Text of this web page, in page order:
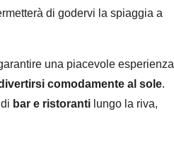
di godervi la spiaggia a
una piacevole esperienza
comodamente al sole.
bar e ristoranti lungo la riva,